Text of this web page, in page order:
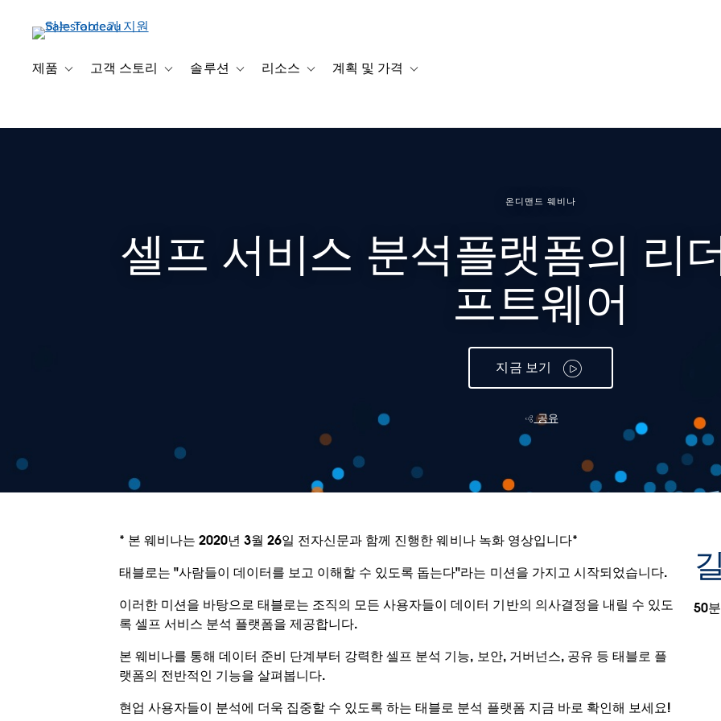
건
제품 Toggle sub-navigation for 제품
고객 스토리 Toggle sub-navigation for 고객 스토리
솔루션 Toggle sub-navigation for 솔루션
리소스 Toggle sub-navigation for 리소스
계획 및 가격 Toggle sub-navigation for 계획 및 가격
온디맨드 웨비나
셀프 서비스 분석플랫폼의 리
프트웨어
지금 보기
공유
* 본 웨비나는 2020년 3월 26일 전자신문과 함께 진행한 웨비나 녹화 영상입니다*
태블로는 "사람들이 데이터를 보고 이해할 수 있도록 돕는다"라는 미션을 가지고 시작되었습니다.
이러한 미션을 바탕으로 태블로는 조직의 모든 사용자들이 데이터 기반의 의사결정을 내릴 수 있도
록 셀프 서비스 분석 플랫폼을 제공합니다.
본 웨비나를 통해 데이터 준비 단계부터 강력한 셀프 분석 기능, 보안, 거버넌스, 공유 등 태블로 플
랫폼의 전반적인 기능을 살펴봅니다.
현업 사용자들이 분석에 더욱 집중할 수 있도록 하는 태블로 분석 플랫폼 지금 바로 확인해 보세요!
50분